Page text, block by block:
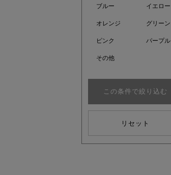
ブルー イエロー
オレンジ グリーン
ピンク パープル
その他
この条件で絞り込む
リセット